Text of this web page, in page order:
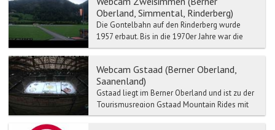
Oberland, Simmental, Rinderberg)
Die Gontelbahn auf den Rinderberg wurde
1957 erbaut. Bis in die 1970er Jahre war die
Rinderbergbahn die längste ihrer Art in Europa.
Webcam Gstaad (Berner Oberland,
Saanenland)
Gstaad liegt im Berner Oberland und ist zu der
Tourismusregion Gstaad Mountain Rides mit
Zweisimmen, Saanen, Schönried etc.